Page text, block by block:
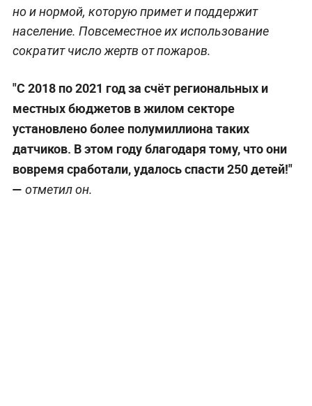
но и нормой, которую примет и поддержит
население. Повсеместное их использование
сократит число жертв от пожаров.
"С 2018 по 2021 год за счёт региональных и
местных бюджетов в жилом секторе
установлено более полумиллиона таких
датчиков. В этом году благодаря тому, что они
вовремя сработали, удалось спасти 250 детей!"
— отметил он.